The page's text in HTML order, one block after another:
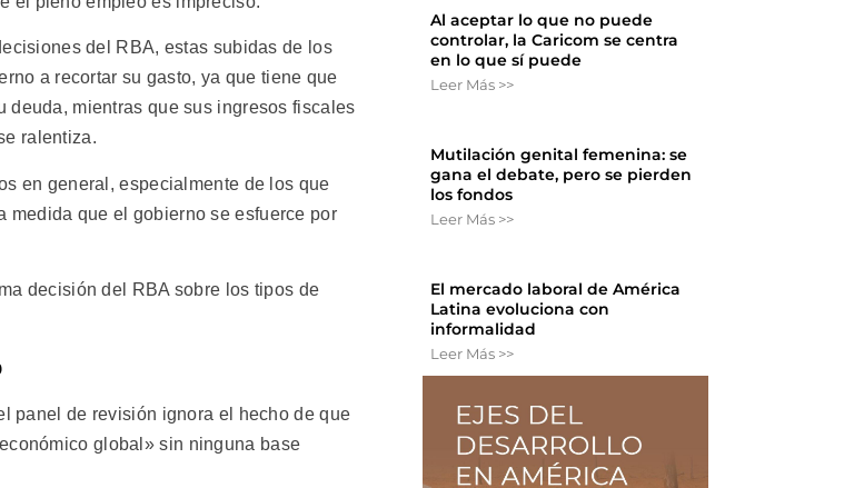
del RBA, estas subidas de los
a recortar su gasto, ya que tiene que
deuda, mientras que sus ingresos fiscales
ralentiza.
en general, especialmente de los que
medida que el gobierno se esfuerce por
decisión del RBA sobre los tipos de
panel de revisión ignora el hecho de que
global» sin ninguna base
Al aceptar lo que no puede
controlar, la Caricom se centra
en lo que sí puede
Leer Más >>
Mutilación genital femenina: se
gana el debate, pero se pierden
los fondos
Leer Más >>
El mercado laboral de América
Latina evoluciona con
informalidad
Leer Más >>